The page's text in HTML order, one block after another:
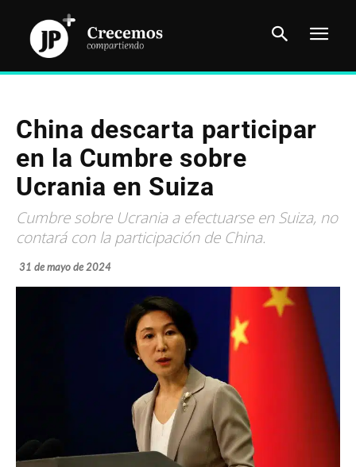
China descarta participar
en la Cumbre sobre
Ucrania en Suiza
Cumbre sobre Ucrania a efectuarse en Suiza, no
contará con la participación de China.
31 de mayo de 2024